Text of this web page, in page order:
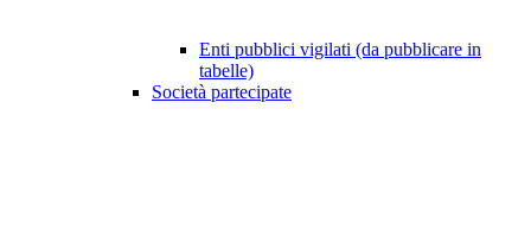
Enti pubblici vigilati (da pubblicare in
tabelle)
Società partecipate